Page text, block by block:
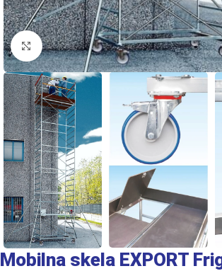
Click to enlarge
Mobilna skela EXPORT